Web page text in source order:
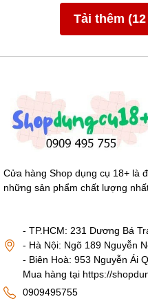
Tải thêm (12
Cửa hàng Shop dụng cụ 18+ là
những sản phẩm chất lượng
- TP.HCM: 231 Dương Bá
- Hà Nội: Ngõ 189 Nguyễn
- Biên Hoà: 953 Nguyễn Ái
Mua hàng tại https://
0909495755